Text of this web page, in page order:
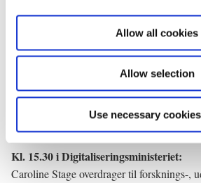
Allow all cookies
Allow selection
Use necessary
Kl. 15.00 i Justitsministeriet:
Peter Hummelgaard overdrager til
Kl. 15.30 i Transportministeriet:
Thomas Danielsen overdrager til by-,
Signe Munk.
Kl. 15.30 i Digitaliseringsministeriet:
Caroline Stage overdrager til forsknings-,